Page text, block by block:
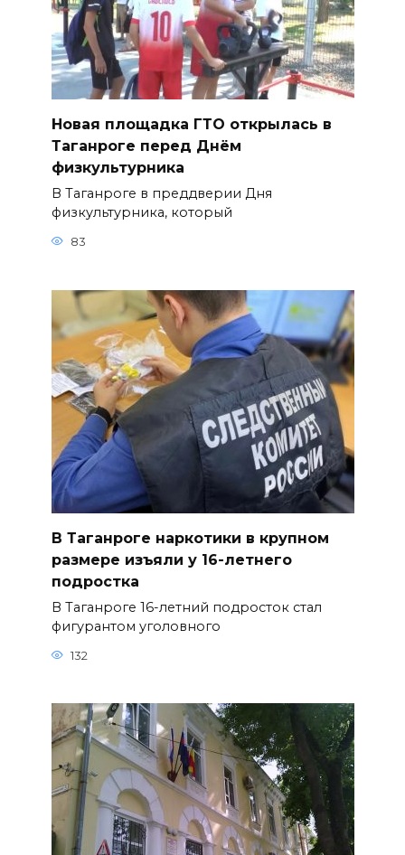
Новая площадка ГТО открылась в
Таганроге перед Днём
физкультурника
В Таганроге в преддверии Дня
физкультурника, который
83
В Таганроге наркотики в крупном
размере изъяли у 16-летнего
подростка
В Таганроге 16-летний подросток стал
фигурантом уголовного
132